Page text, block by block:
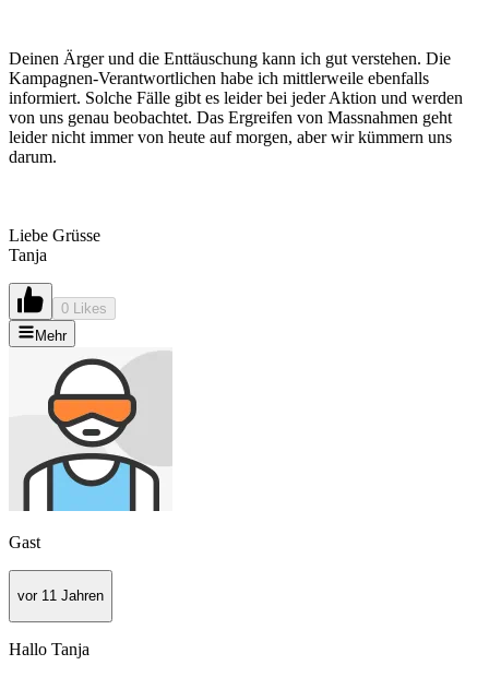
Deinen Ärger und die Enttäuschung kann ich gut verstehen. Die
Kampagnen-Verantwortlichen habe ich mittlerweile ebenfalls
informiert. Solche Fälle gibt es leider bei jeder Aktion und werden
von uns genau beobachtet. Das Ergreifen von Massnahmen geht
leider nicht immer von heute auf morgen, aber wir kümmern uns
darum.
Liebe Grüsse
Tanja
0 Likes
Mehr
Gast
vor 11 Jahren
Hallo Tanja